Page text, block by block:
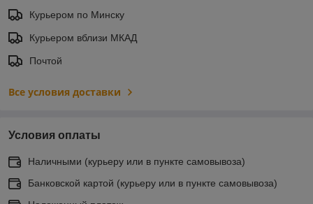
Курьером по Минску
Курьером вблизи МКАД
Почтой
Все условия доставки
Условия оплаты
Наличными (курьеру или в пункте самовывоза)
Банковской картой (курьеру или в пункте самовывоза)